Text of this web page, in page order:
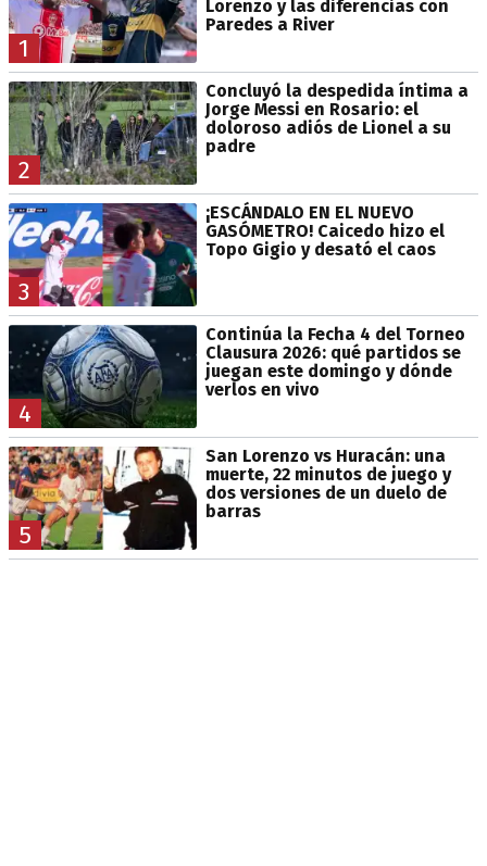
1
Lorenzo y las diferencias con
Paredes a River
2
Concluyó la despedida íntima a
Jorge Messi en Rosario: el
doloroso adiós de Lionel a su
padre
3
¡ESCÁNDALO EN EL NUEVO
GASÓMETRO! Caicedo hizo el
Topo Gigio y desató el caos
4
Continúa la Fecha 4 del Torneo
Clausura 2026: qué partidos se
juegan este domingo y dónde
verlos en vivo
5
San Lorenzo vs Huracán: una
muerte, 22 minutos de juego y
dos versiones de un duelo de
barras